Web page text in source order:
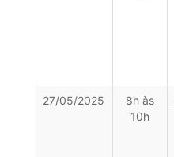
27/05/2025
8h às
10h